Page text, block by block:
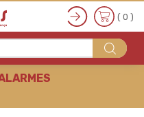
E
( 0 )